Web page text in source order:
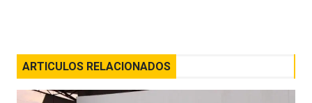
ARTICULOS RELACIONADOS